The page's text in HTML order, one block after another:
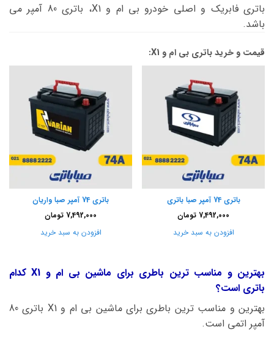
باتری فابریک و اصلی خودرو بی ام و X1، باتری 80 آمپر می
باشد.
قیمت و خرید باتری بی ام و X1:
باتری 74 آمپر صبا باتری
7,492,000 تومان
افزودن به سبد خرید
باتری 74 آمپر صبا واریان
7,492,000 تومان
افزودن به سبد خرید
بهترین و مناسب ترین باطری برای ماشین بی ام و X1 کدام
باتری است؟
بهترین و مناسب ترین باطری برای ماشین بی ام و X1 باتری 80
آمپر اتمی است.